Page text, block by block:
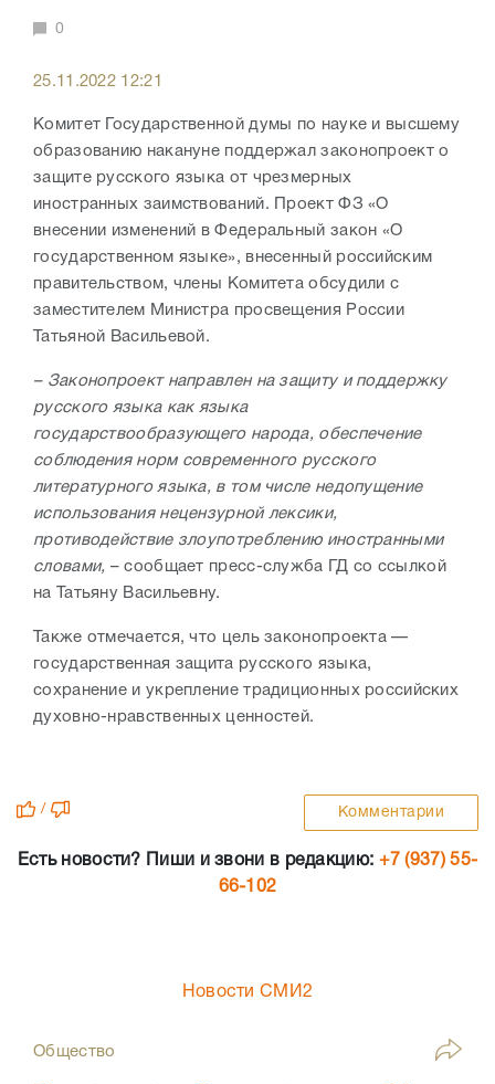
0
25.11.2022 12:21
Комитет Государственной думы по науке и высшему
образованию накануне поддержал законопроект о
защите русского языка от чрезмерных
иностранных заимствований. Проект ФЗ «О
внесении изменений в Федеральный закон «О
государственном языке», внесенный российским
правительством, члены Комитета обсудили с
заместителем Министра просвещения России
Татьяной Васильевой.
– Законопроект направлен на защиту и поддержку
русского языка как языка
государствообразующего народа, обеспечение
соблюдения норм современного русского
литературного языка, в том числе недопущение
использования нецензурной лексики,
противодействие злоупотреблению иностранными
словами, – сообщает пресс-служба ГД со ссылкой
на Татьяну Васильевну.
Также отмечается, что цель законопроекта —
государственная защита русского языка,
сохранение и укрепление традиционных российских
духовно-нравственных ценностей.
/ Комментарии
Есть новости? Пиши и звони в редакцию: +7 (937) 55-
66-102
Новости СМИ2
Общество